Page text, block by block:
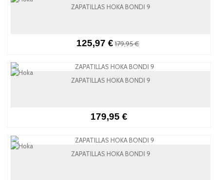
ZAPATILLAS HOKA BONDI 9
125,97 € 179,95 €
ZAPATILLAS HOKA BONDI 9
179,95 €
ZAPATILLAS HOKA BONDI 9